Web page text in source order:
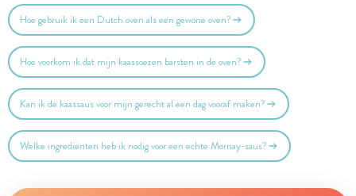
Hoe gebruik ik een Dutch oven als een gewone oven?
Hoe voorkom ik dat mijn kaassoezen barsten in de oven?
Kan ik de kaassaus voor mijn gerecht al een dag vooraf maken?
Welke ingrediënten heb ik nodig voor een echte Mornay-saus?